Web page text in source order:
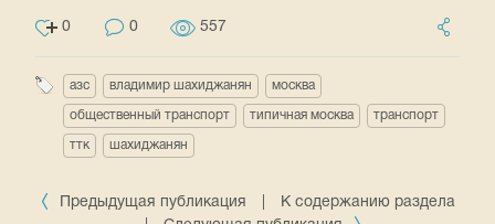
0 0 557
азс владимир шахиджанян москва
общественный транспорт типичная москва транспорт
ттк шахиджанян
Предыдущая публикация
К содержанию раздела